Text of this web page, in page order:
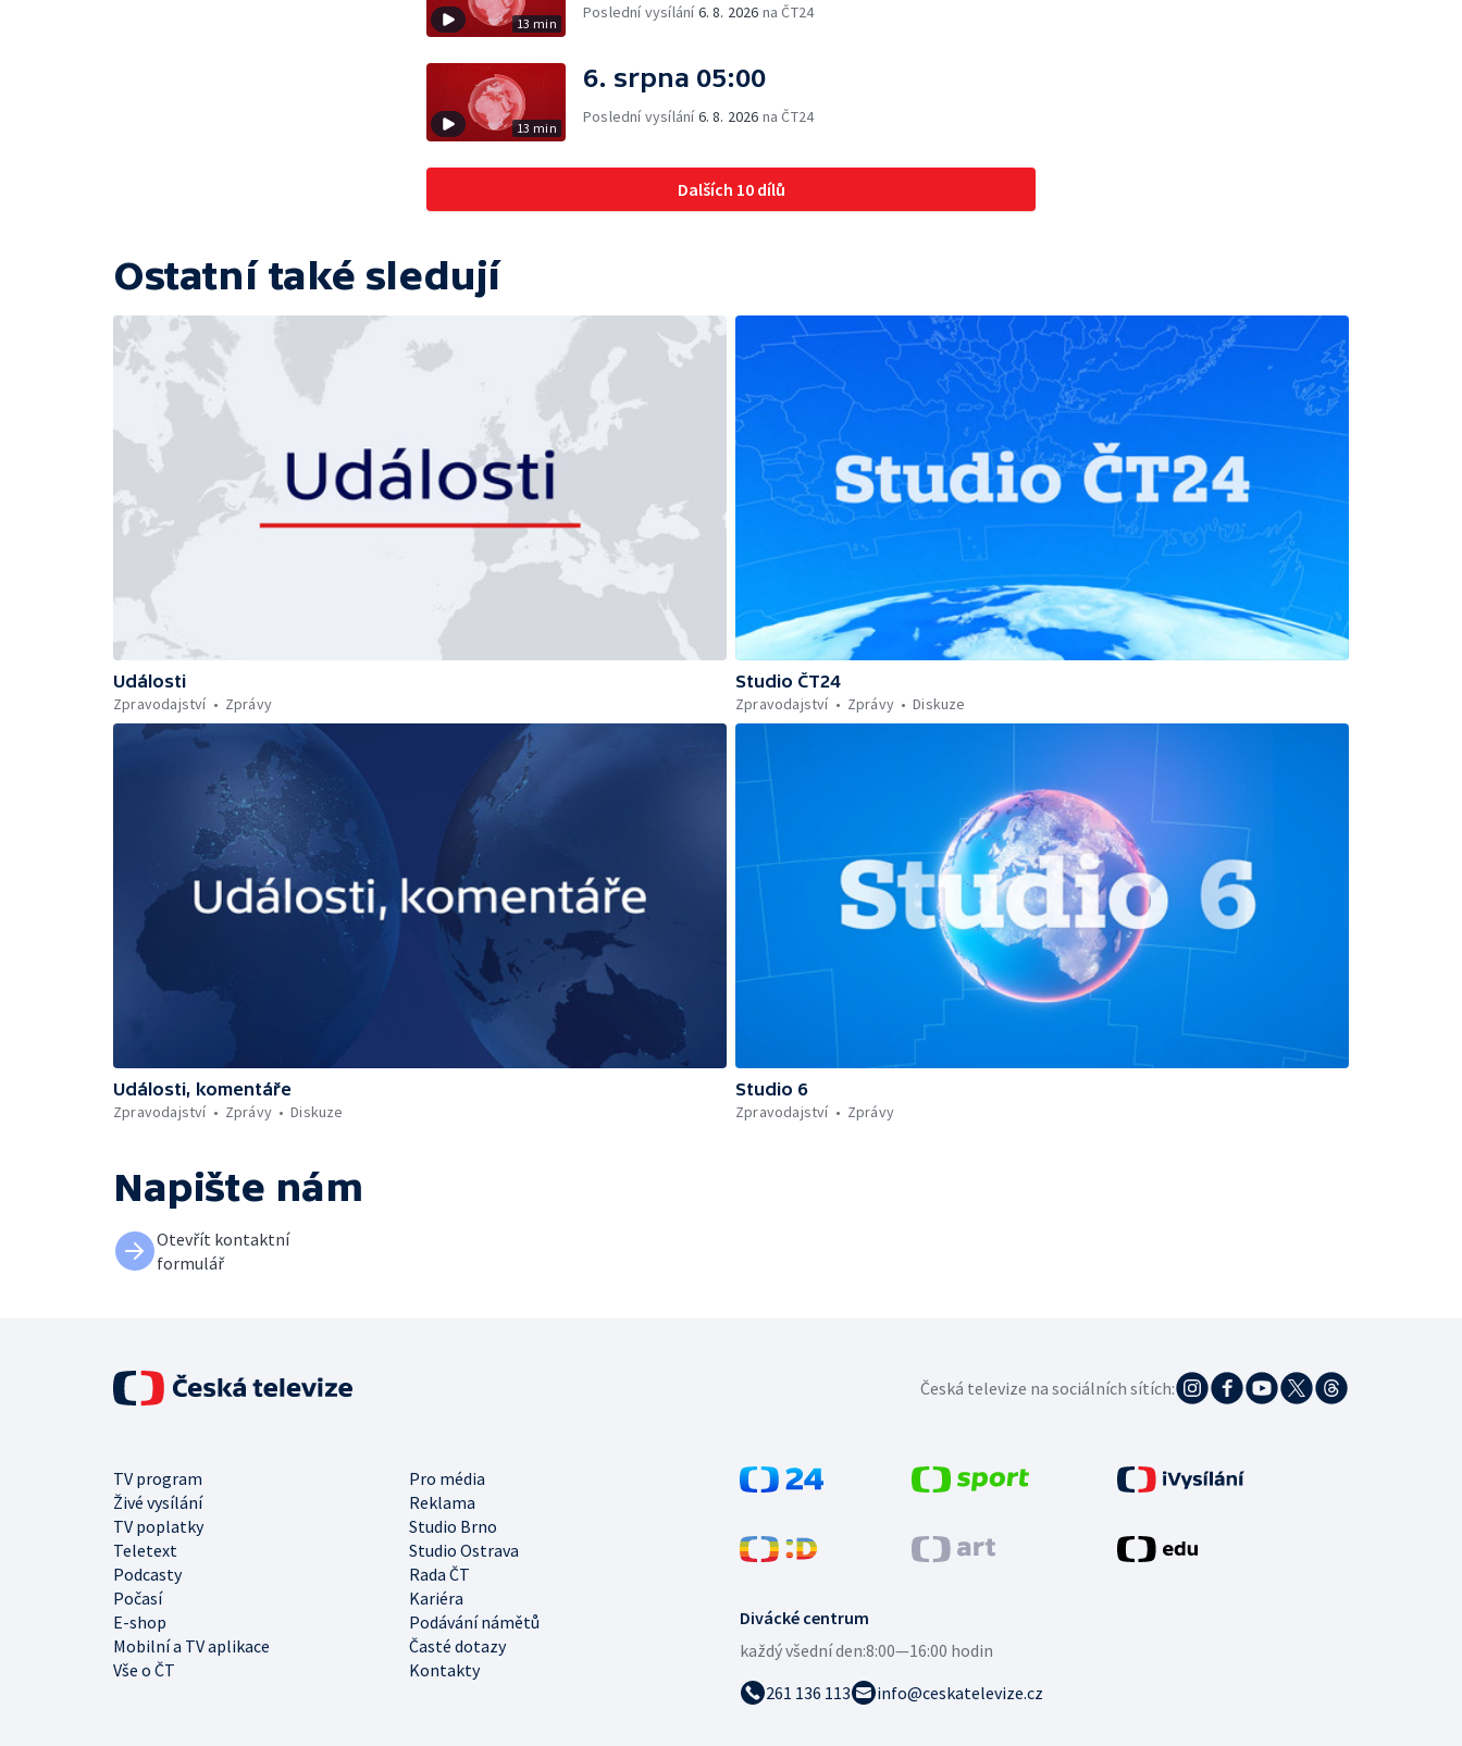
13 min
Poslední vysílání6. 8. 2026 na ČT24
13 min
6. srpna 05:00
Poslední vysílání6. 8. 2026 na ČT24
Dalších 10 dílů
Ostatní také sledují
Události
Zpravodajství
Zprávy
Studio ČT24
Zpravodajství
Zprávy Diskuze
Události, komentáře
Zpravodajství
Zprávy Diskuze
Studio 6
Zpravodajství
Zprávy
Napište nám
Otevřít kontaktní
formulář
Divácké centrum
každý všední den:8:00—16:00 hodin
261 136 113
info@ceskatelevize.cz
TV program
Pro média
Živé vysílání
Reklama
TV poplatky
Studio Brno
Teletext
Studio Ostrava
Podcasty
Rada ČT
Počasí
Kariéra
E-shop
Podávání námětů
Mobilní a TV aplikace
Časté dotazy
Vše o ČT
Kontakty
Česká televize na sociálních sítích: